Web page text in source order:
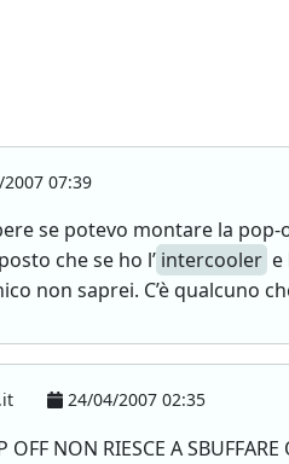
07:39
se potevo montare la pop-
che se ho l’ intercooler e
non saprei. C’è qualcuno
24/04/2007 02:35
OFF NON RIESCE A